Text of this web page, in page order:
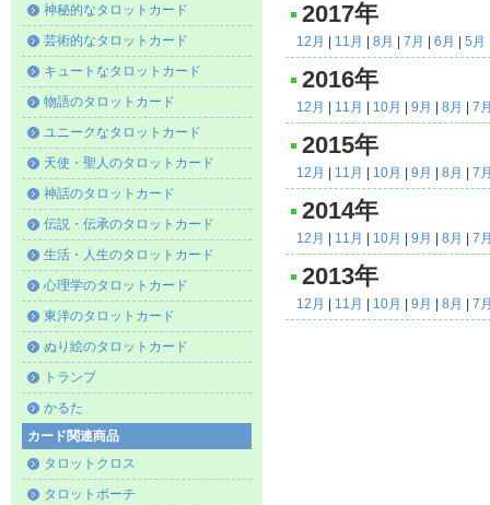
神秘的なタロットカード
芸術的なタロットカード
キュートなタロットカード
物語のタロットカード
ユニークなタロットカード
天使・聖人のタロットカード
神話のタロットカード
伝説・伝承のタロットカード
生活・人生のタロットカード
心理学のタロットカード
東洋のタロットカード
ぬり絵のタロットカード
トランプ
かるた
カード関連商品
タロットクロス
タロットポーチ
2017年
12月 11月 8月 7月 6月 5月
2016年
12月 11月 10月 9月 8月 7
2015年
12月 11月 10月 9月 8月 7
2014年
12月 11月 10月 9月 8月 7
2013年
12月 11月 10月 9月 8月 7